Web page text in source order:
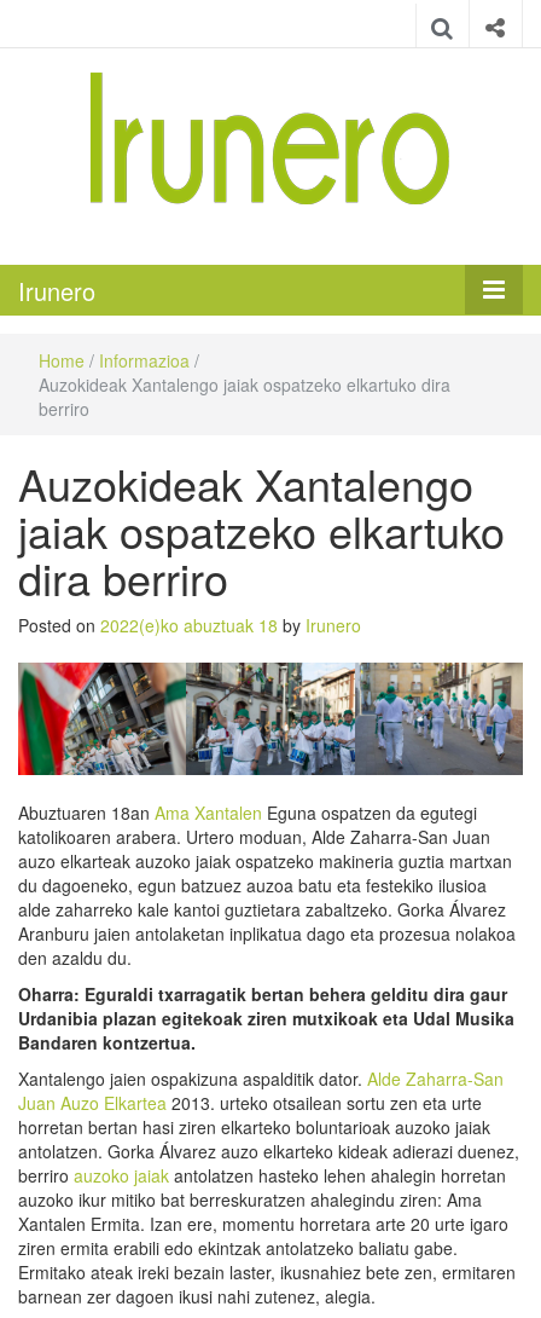
Irunero
Home / Informazioa /
Auzokideak Xantalengo jaiak ospatzeko elkartuko dira
berriro
Auzokideak Xantalengo
jaiak ospatzeko elkartuko
dira berriro
Posted on 2022(e)ko abuztuak 18 by Irunero
Abuztuaren 18an Ama Xantalen Eguna ospatzen da egutegi
katolikoaren arabera. Urtero moduan, Alde Zaharra-San Juan
auzo elkarteak auzoko jaiak ospatzeko makineria guztia martxan
du dagoeneko, egun batzuez auzoa batu eta festekiko ilusioa
alde zaharreko kale kantoi guztietara zabaltzeko. Gorka Álvarez
Aranburu jaien antolaketan inplikatua dago eta prozesua nolakoa
den azaldu du.
Oharra: Eguraldi txarragatik bertan behera gelditu dira gaur
Urdanibia plazan egitekoak ziren mutxikoak eta Udal Musika
Bandaren kontzertua.
Xantalengo jaien ospakizuna aspalditik dator. Alde Zaharra-San
Juan Auzo Elkartea 2013. urteko otsailean sortu zen eta urte
horretan bertan hasi ziren elkarteko boluntarioak auzoko jaiak
antolatzen. Gorka Álvarez auzo elkarteko kideak adierazi duenez,
berriro auzoko jaiak antolatzen hasteko lehen ahalegin horretan
auzoko ikur mitiko bat berreskuratzen ahalegindu ziren: Ama
Xantalen Ermita. Izan ere, momentu horretara arte 20 urte igaro
ziren ermita erabili edo ekintzak antolatzeko baliatu gabe.
Ermitako ateak ireki bezain laster, ikusnahiez bete zen, ermitaren
barnean zer dagoen ikusi nahi zutenez, alegia.